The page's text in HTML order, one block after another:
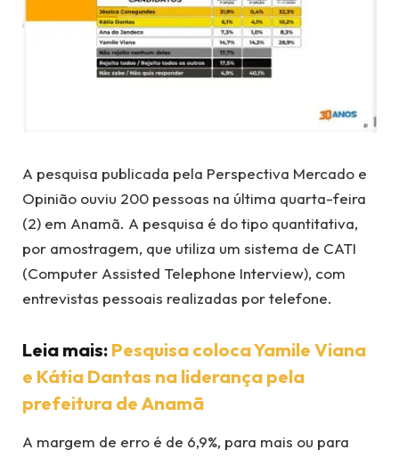
A pesquisa publicada pela Perspectiva Mercado e
Opinião ouviu 200 pessoas na última quarta-feira
(2) em Anamã. A pesquisa é do tipo quantitativa,
por amostragem, que utiliza um sistema de CATI
(Computer Assisted Telephone Interview), com
entrevistas pessoais realizadas por telefone.
Leia mais:Pesquisa coloca Yamile Viana
e Kátia Dantas na liderança pela
prefeitura de Anamã
A margem de erro é de 6,9%, para mais ou para